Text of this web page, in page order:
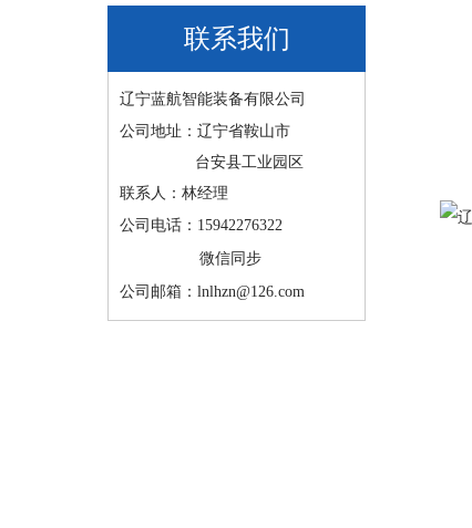
联系我们
辽宁蓝航智能装备有限公司
公司地址：辽宁省鞍山市
台安县工业园区
联系人：林经理
公司电话：15942276322
微信同步
公司邮箱：lnlhzn@126.com